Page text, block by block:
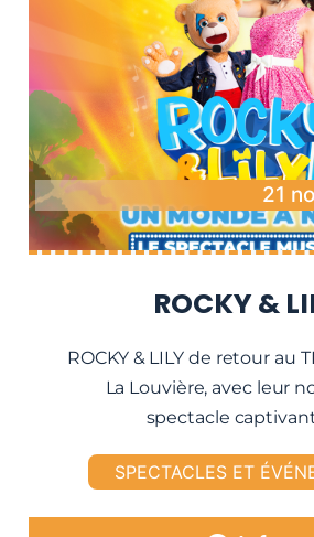
21
ROCKY &
ROCKY & LILY de retour au
La Louvière, avec leur
spectacle
SPECTACLES ET